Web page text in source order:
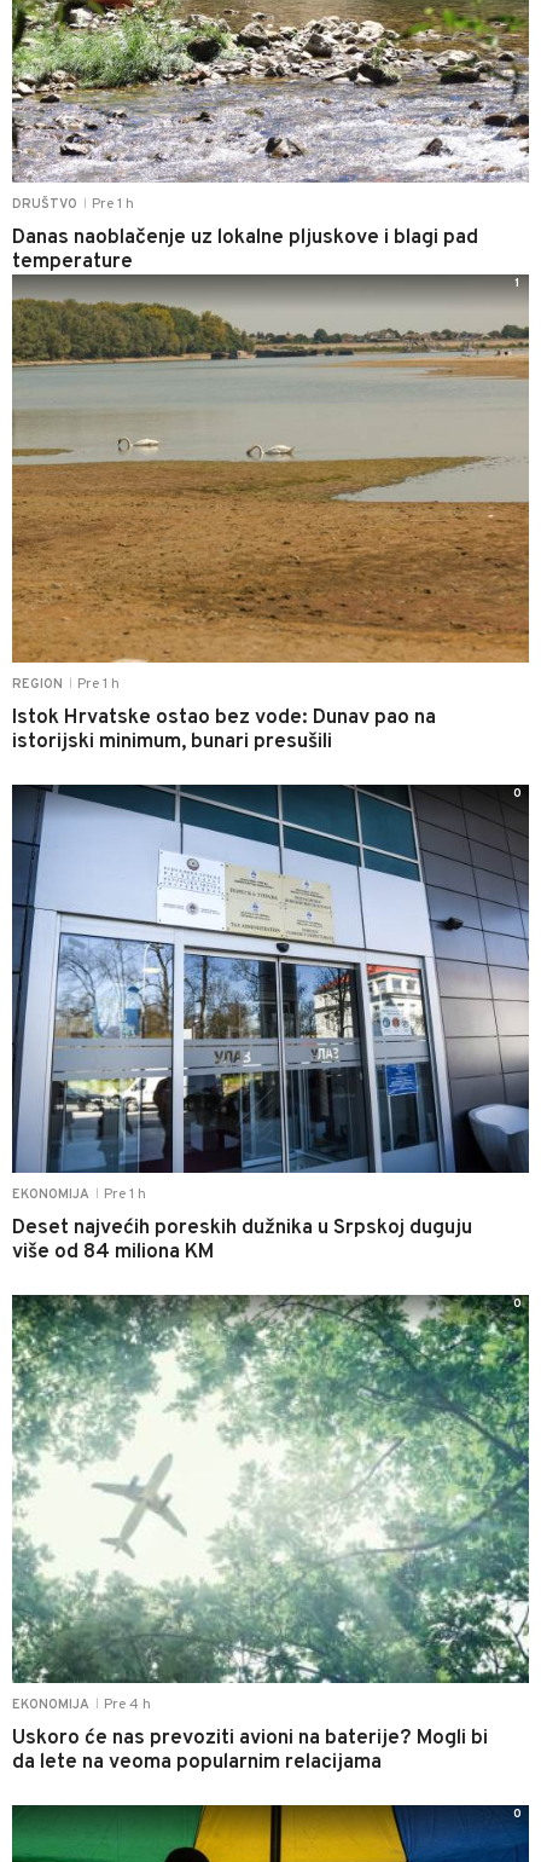
DRUŠTVO Pre 1 h
Danas naoblačenje uz lokalne pljuskove i blagi pad
temperature
REGION Pre 1 h
Istok Hrvatske ostao bez vode: Dunav pao na
istorijski minimum, bunari presušili
1
EKONOMIJA Pre 1 h
Deset najvećih poreskih dužnika u Srpskoj duguju
više od 84 miliona KM
0
EKONOMIJA Pre 4 h
Uskoro će nas prevoziti avioni na baterije? Mogli bi
da lete na veoma popularnim relacijama
0
0